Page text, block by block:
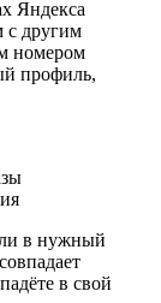
Яндекса
с другим
номером
профиль,
в нужный
в свой